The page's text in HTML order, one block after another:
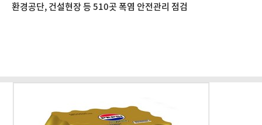
환경공단, 건설현장 등 510곳 폭염 안전관리 점검